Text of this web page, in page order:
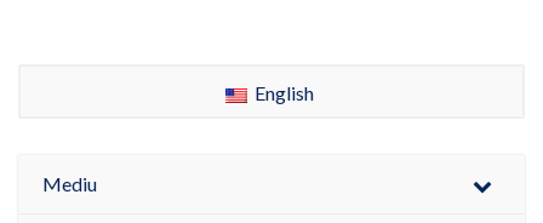
English
Mediu